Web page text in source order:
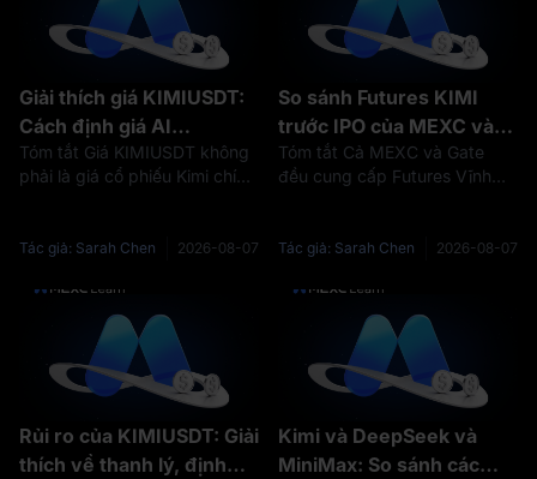
Giải thích giá KIMIUSDT:
Cách định giá AI
Moonshot ảnh hưởng
đến Futures KIMI trước
Tóm tắt Giá KIMIUSDT không
phải là giá cổ phiếu Kimi chính
hợp đồng Futures Vĩnh cửu
MEXC. Giá của hợp đồng này
phản ánh kỳ
Tác giả: Sarah Chen 2026-08-07
So sánh Futures KIMI
trước IPO của MEXC và
Gate: Phí, đòn bẩy và giới
hạn vị thế
Tóm tắt Cả MEXC và Gate
đều cung cấp Futures Vĩnh
Moonshot AI và Kimi. Tuy
được so sánh cho thấy sự
khác biệt quan
Tác giả: Sarah Chen 2026-08-07
Rủi ro của KIMIUSDT: Giải
thích về thanh lý, định
Kimi và DeepSeek và
MiniMax: So sánh các